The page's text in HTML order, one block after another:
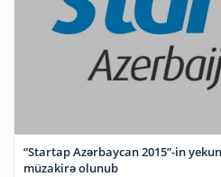
“Startap Azərbaycan 2015”-in yekun tədbirlərinə hazırlıq
müzakirə olunub